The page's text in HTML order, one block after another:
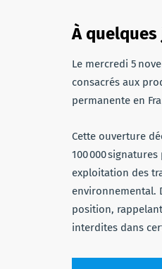
À
Le mercredi 5
consacrés aux
permanente en
Cette ouverture
100 000
exploitation des
environnemental.
position,
interdites dans